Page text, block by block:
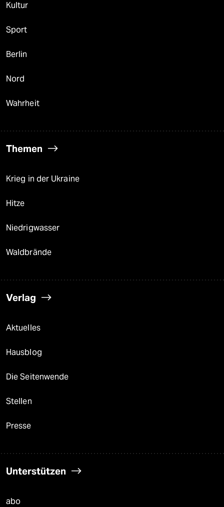
Kultur
Sport
Berlin
Nord
Wahrheit
Themen
Krieg in der Ukraine
Hitze
Niedrigwasser
Waldbrände
Verlag
Aktuelles
Hausblog
Die Seitenwende
Stellen
Presse
Unterstützen
abo